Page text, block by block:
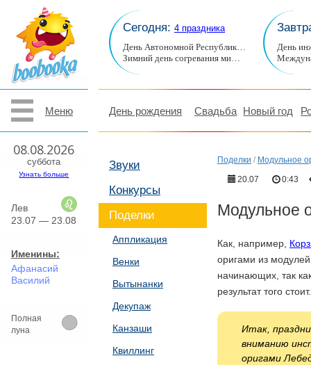
Меню
08.08.2026
суббота
Узнать больше
Лев
23.07 — 23.08
Именины:
Афанасий
Василий
Полная
луна
Сегодня: 4 праздника
День Автономной Республик…
Зимний день согревания ми…
День
День рождения Свадьба Новый год
Звуки
Конкурсы
Поделки
Аппликация
Венки
Вытынанки
Декупаж
Канзаши
Квиллинг
Поделки / Модульное
20.07
0:43
Модульное
Как, например,
оригами из
начинающих, так
результат того стоит.
Итак,
вниманию
оригами